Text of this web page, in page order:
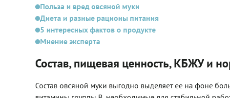
Польза и вред овсяной муки
Диета и разные рационы питания
5 интересных фактов о продукте
Мнение эксперта
Состав, пищевая ценность, КБЖУ и
Состав овсяной муки выгодно выделяет ее на фоне